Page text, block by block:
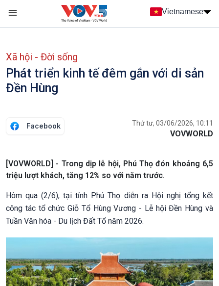
Nhảy đến nội dung
Vietnamese
Xã hội - Đời sống
Phát triển kinh tế đêm gắn với di sản
Đền Hùng
Facebook Thứ tư, 03/06/2026, 10:11
VOVWORLD
[VOVWORLD] - Trong dịp lễ hội, Phú Thọ đón khoảng 6,5
triệu lượt khách, tăng 12% so với năm trước.
Hôm qua (2/6), tại tỉnh Phú Thọ diễn ra Hội nghị tổng kết
công tác tổ chức Giỗ Tổ Hùng Vương - Lễ hội Đền Hùng và
Tuần Văn hóa - Du lịch Đất Tổ năm 2026.